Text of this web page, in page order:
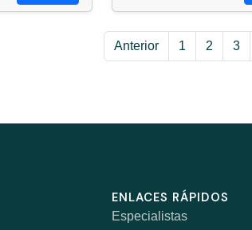
Anterior 1 2 3
ENLACES RÁPIDOS
Especialistas